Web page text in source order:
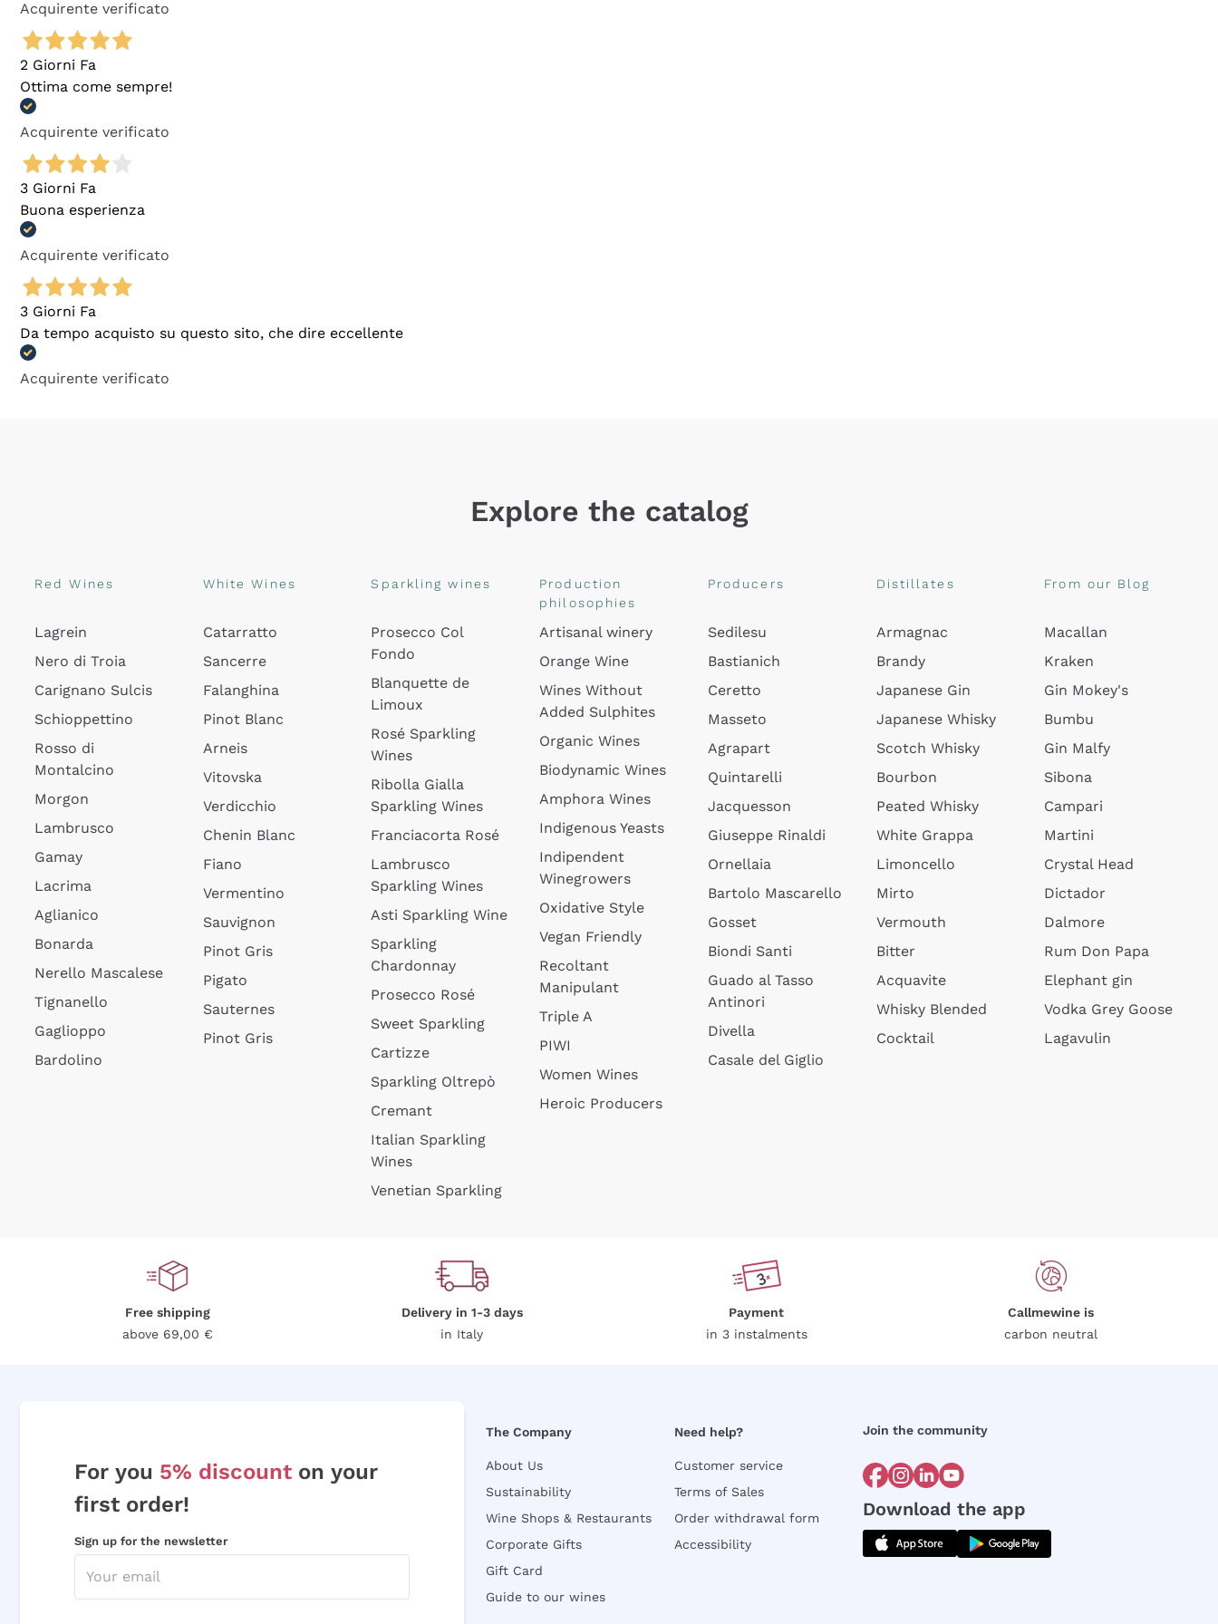
Acquirente verificato
2 Giorni Fa
Ottima come sempre!
Acquirente verificato
3 Giorni Fa
Buona esperienza
Acquirente verificato
3 Giorni Fa
Da tempo acquisto su questo sito, che dire eccellente
Acquirente verificato
Explore the catalog
Red Wines
Lagrein
Nero di Troia
Carignano Sulcis
Schioppettino
Rosso di
Montalcino
Morgon
Lambrusco
Gamay
Lacrima
Aglianico
Bonarda
Nerello Mascalese
Tignanello
Gaglioppo
Bardolino
White Wines
Catarratto
Sancerre
Falanghina
Pinot Blanc
Arneis
Vitovska
Verdicchio
Chenin Blanc
Fiano
Vermentino
Sauvignon
Pinot Gris
Pigato
Sauternes
Pinot Gris
Sparkling wines
Prosecco Col
Fondo
Blanquette de
Limoux
Rosé Sparkling
Wines
Ribolla Gialla
Sparkling Wines
Franciacorta Rosé
Lambrusco
Sparkling Wines
Asti Sparkling Wine
Sparkling
Chardonnay
Prosecco Rosé
Sweet Sparkling
Cartizze
Sparkling Oltrepò
Cremant
Italian Sparkling
Wines
Venetian Sparkling
Production
philosophies
Artisanal winery
Orange Wine
Wines Without
Added Sulphites
Organic Wines
Biodynamic Wines
Amphora Wines
Indigenous Yeasts
Indipendent
Winegrowers
Oxidative Style
Vegan Friendly
Recoltant
Manipulant
Triple A
PIWI
Women Wines
Heroic Producers
Producers
Sedilesu
Bastianich
Ceretto
Masseto
Agrapart
Quintarelli
Jacquesson
Giuseppe Rinaldi
Ornellaia
Bartolo Mascarello
Gosset
Biondi Santi
Guado al Tasso
Antinori
Divella
Casale del Giglio
Distillates
Armagnac
Brandy
Japanese Gin
Japanese Whisky
Scotch Whisky
Bourbon
Peated Whisky
White Grappa
Limoncello
Mirto
Vermouth
Bitter
Acquavite
Whisky Blended
Cocktail
From our Blog
Macallan
Kraken
Gin Mokey's
Bumbu
Gin Malfy
Sibona
Campari
Martini
Crystal Head
Dictador
Dalmore
Rum Don Papa
Elephant gin
Vodka Grey Goose
Lagavulin
Free shipping
above 69,00 €
Delivery in 1-3 days
in Italy
Payment
in 3 instalments
Callmewine is
carbon neutral
For you 5% discount on your
first order!
Sign up for the newsletter
The Company
About Us
Sustainability
Wine Shops & Restaurants
Corporate Gifts
Gift Card
Guide to our wines
Need help?
Customer service
Terms of Sales
Order withdrawal form
Accessibility
Join the community
Download the app